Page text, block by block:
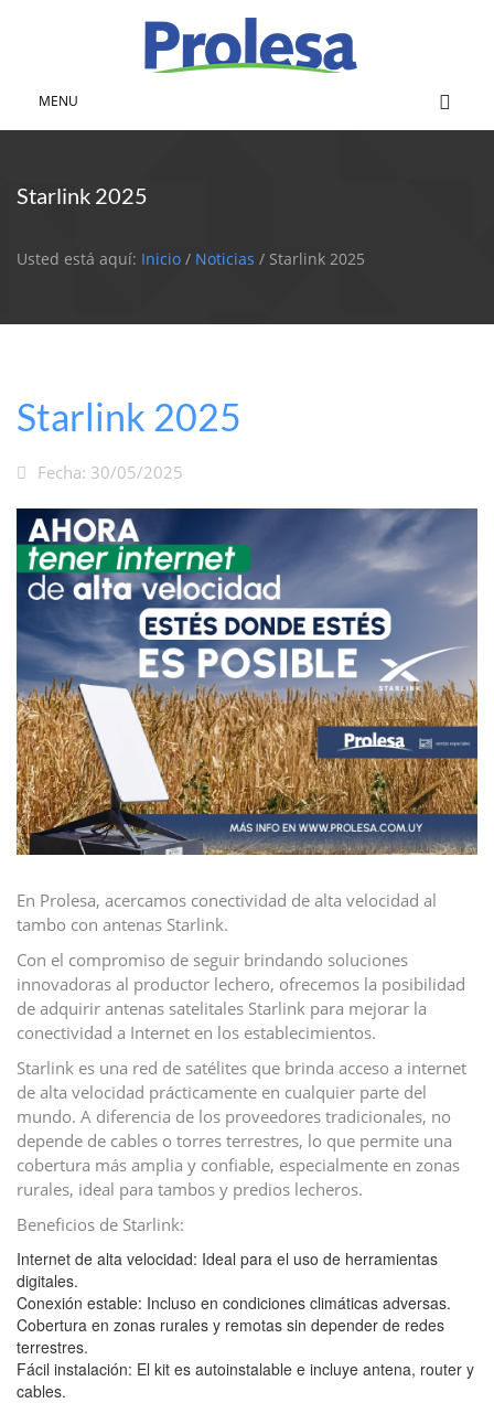
MENU
Starlink 2025
Usted está aquí: Inicio / Noticias / Starlink 2025
Starlink 2025
Fecha: 30/05/2025
En Prolesa, acercamos conectividad de alta velocidad al
tambo con antenas Starlink.
Con el compromiso de seguir brindando soluciones
innovadoras al productor lechero, ofrecemos la posibilidad
de adquirir antenas satelitales Starlink para mejorar la
conectividad a Internet en los establecimientos.
Starlink es una red de satélites que brinda acceso a internet
de alta velocidad prácticamente en cualquier parte del
mundo. A diferencia de los proveedores tradicionales, no
depende de cables o torres terrestres, lo que permite una
cobertura más amplia y confiable, especialmente en zonas
rurales, ideal para tambos y predios lecheros.
Beneficios de Starlink:
Internet de alta velocidad: Ideal para el uso de herramientas
digitales.
Conexión estable: Incluso en condiciones climáticas adversas.
Cobertura en zonas rurales y remotas sin depender de redes
terrestres.
Fácil instalación: El kit es autoinstalable e incluye antena, router y
cables.